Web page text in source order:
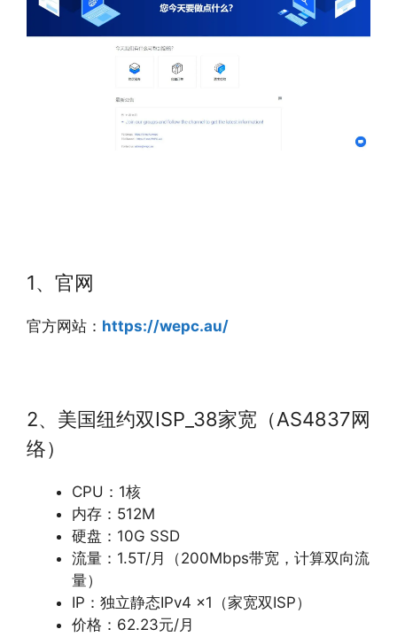
1、官网
官方网站： https://wepc.au/
2、美国纽约双ISP_38家宽（AS4837网
络）
CPU：1核
内存：512M
硬盘：10G SSD
流量：1.5T/月（200Mbps带宽，计算双向流
量）
IP：独立静态IPv4 x1（家宽双ISP）
价格：62.23元/月